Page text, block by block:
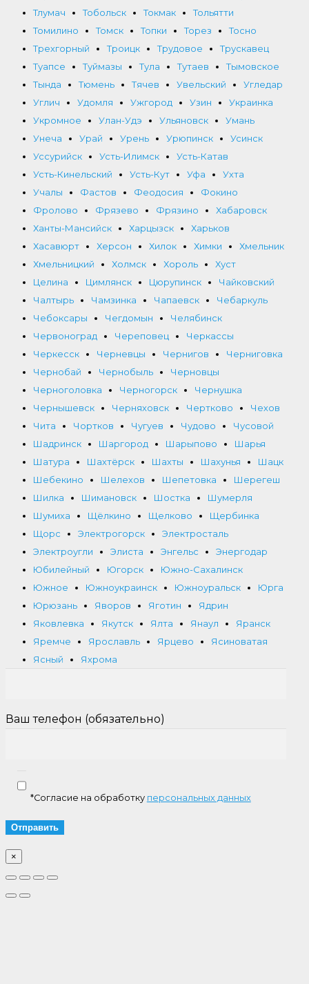
Тлумач
Тобольск Токмак
Тольятти
Томилино
Томск Топки Торез
Тосно
Трехгорный
Троицк Трудовое
Трускавец
Туапсе
Туймазы Тула Тутаев
Тымовское
Тында
Тюмень Тячев Увельский
Угледар
Углич
Удомля Ужгород Узин
Украинка
Укромное
Улан-Удэ Ульяновск
Умань
Унеча
Урай Урень Урюпинск
Усинск
Уссурийск
Усть-Илимск
Усть-Катав
Усть-Кинельский
Усть-Кут Уфа
Ухта
Учалы
Фастов Феодосия
Фокино
Фролово
Фрязево Фрязино
Хабаровск
Ханты-Мансийск
Харцызск
Харьков
Хасавюрт
Херсон Хилок Химки
Хмельник
Хмельницкий
Холмск Хороль
Хуст
Целина
Цимлянск Цюрупинск
Чайковский
Чалтырь
Чамзинка Чапаевск
Чебаркуль
Чебоксары
Чегдомын
Челябинск
Червоноград
Череповец
Черкассы
Черкесск
Черневцы Чернигов
Черниговка
Чернобай
Чернобыль
Черновцы
Черноголовка
Черногорск
Чернушка
Чернышевск
Черняховск Чертково
Чехов
Чита
Чортков Чугуев Чудово
Чусовой
Шадринск
Шаргород Шарыпово
Шарья
Шатура
Шахтёрск Шахты Шахунья
Шацк
Шебекино
Шелехов Шепетовка
Шерегеш
Шилка
Шимановск Шостка
Шумерля
Шумиха
Щёлкино Щелково
Щербинка
Щорс
Электрогорск
Электросталь
Электроугли
Элиста Энгельс
Энергодар
Юбилейный
Югорск
Южно-Сахалинск
Южное
Южноукраинск Южноуральск
Юрга
Юрюзань
Яворов Яготин
Ядрин
Яковлевка
Якутск Ялта Янаул
Яранск
Яремче
Ярославль Ярцево
Ясиноватая
Ясный
Яхрома
Ваш телефон (обязательно)
*Согласие на обработку персональных данных
×